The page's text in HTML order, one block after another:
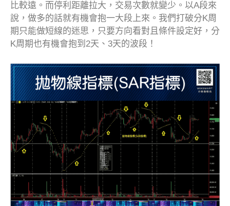
比較遠。而停利距離拉大，交易次數就變少。以A段來
說，做多的話就有機會抱一大段上來。我們打破分K周
期只能做短線的迷思，只要方向看對且條件設定好，分
K周期也有機會抱到2天、3天的波段！